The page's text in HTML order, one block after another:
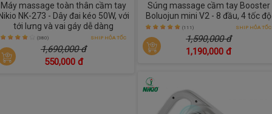
Máy massage toàn thân cầm tay
NK-273 - Dây đai kéo 50W, với
tới lưng và vai gáy dễ dàng
(380) SHIP HỎA TỐC
1,690,000 đ
550,000 đ
Súng massage cầm tay Booster
Boluojun mini V2 - 8 đầu, 4 tốc độ
(111) SHIP HỎA TỐC
1,590,000 đ
1,190,000 đ